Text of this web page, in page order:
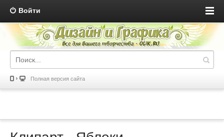
Войти
Полная версия сайта